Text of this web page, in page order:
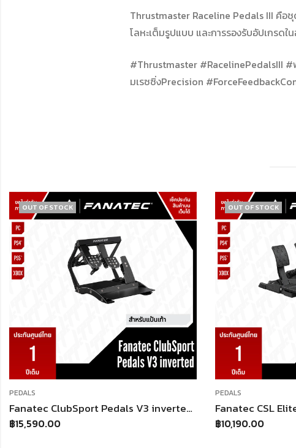
Thrustmaster Raceline Pedals III คือ
โลหะเต็มรูปแบบ และการรองรับอัปเกรด
#Thrustmaster #RacelinePedalsIII
มเรซซิ่งPrecision
OUT OF STOCK
PEDALS
฿10,190.00
OUT OF STOCK
PEDALS
฿3,090.00